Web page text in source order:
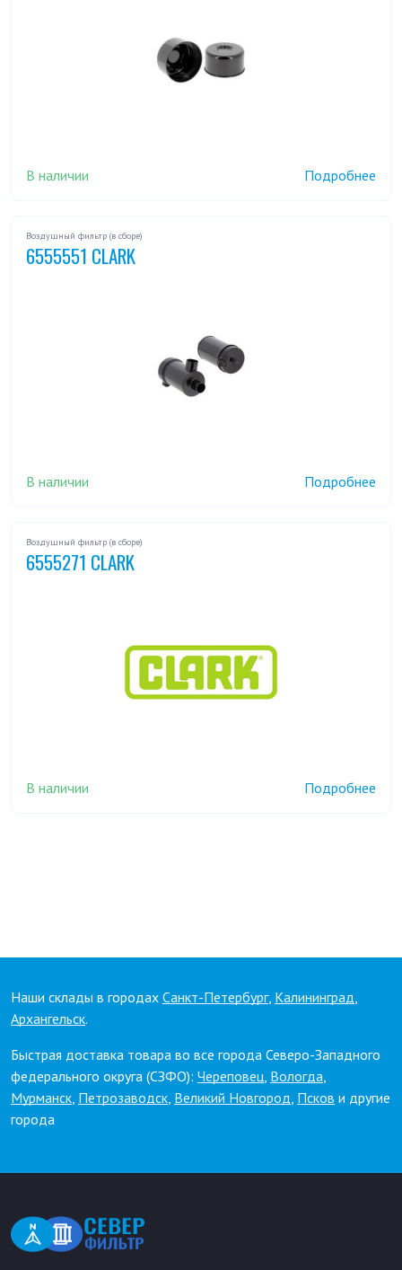
В наличии Подробнее
Воздушный фильтр (в сборе)
6555551 CLARK
В наличии Подробнее
Воздушный фильтр (в сборе)
6555271 CLARK
В наличии Подробнее
Наши склады в городах Санкт-Петербург, Калининград,
Архангельск.
Быстрая доставка товара во все города Северо-Западного
федерального округа (СЗФО): Череповец, Вологда,
Мурманск, Петрозаводск, Великий Новгород, Псков и другие
города